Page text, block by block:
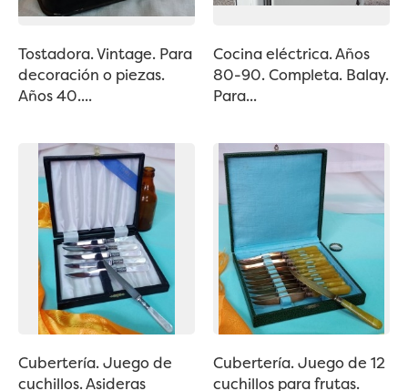
Tostadora. Vintage. Para
decoración o piezas.
Años 40....
Cocina eléctrica. Años
80-90. Completa. Balay.
Para...
Cubertería. Juego de
cuchillos. Asideras
Cubertería. Juego de 12
cuchillos para frutas.